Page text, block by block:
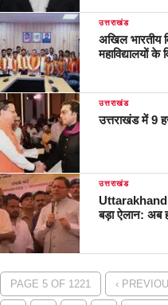
उत्तराखंड
अखिल भारतीय
महाविद्यालयों
उत्तराखंड
उत्तराखंड में 9
उत्तराखंड
Uttarakhand
बड़ा ऐलान: अब
PAGE 5 OF 1221 ‹